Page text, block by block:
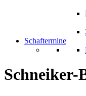
Schaftermine
Schneiker-